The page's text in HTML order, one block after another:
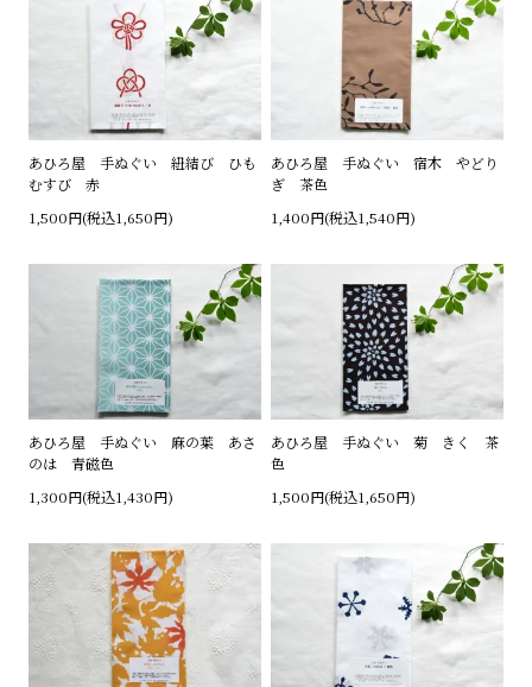
あひろ屋 手ぬぐい 紐結び ひも
むすび 赤
1,500円(税込1,650円)
あひろ屋 手ぬぐい 宿木 やどり
ぎ 茶色
1,400円(税込1,540円)
あひろ屋 手ぬぐい 麻の葉 あさ
のは 青磁色
1,300円(税込1,430円)
あひろ屋 手ぬぐい 菊 きく 茶
色
1,500円(税込1,650円)